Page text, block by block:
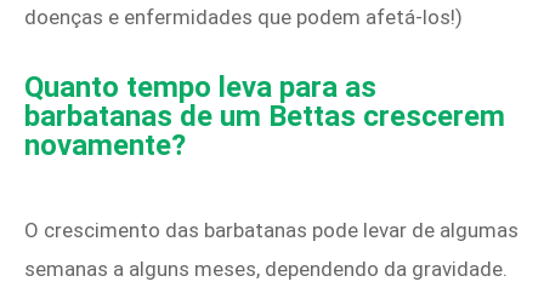
doenças e enfermidades que podem afetá-los!)
Quanto tempo leva para as
barbatanas de um Bettas crescerem
novamente?
O crescimento das barbatanas pode levar de algumas
semanas a alguns meses, dependendo da gravidade.